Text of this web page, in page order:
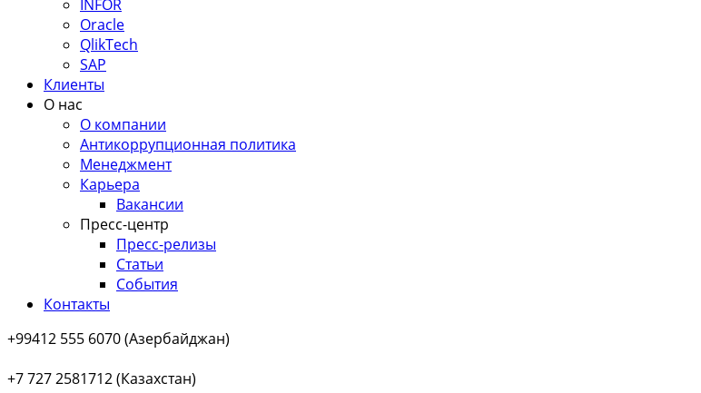
INFOR
Oracle
QlikTech
SAP
Клиенты
О нас
О компании
Антикоррупционная политика
Менеджмент
Карьера
Вакансии
Пресс-центр
Пресс-релизы
Статьи
События
Контакты
+99412 555 6070 (Азербайджан)
+7 727 2581712 (Казахстан)